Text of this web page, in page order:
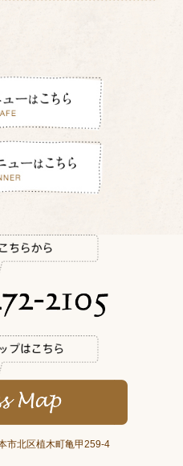
北区植木町亀甲259-4